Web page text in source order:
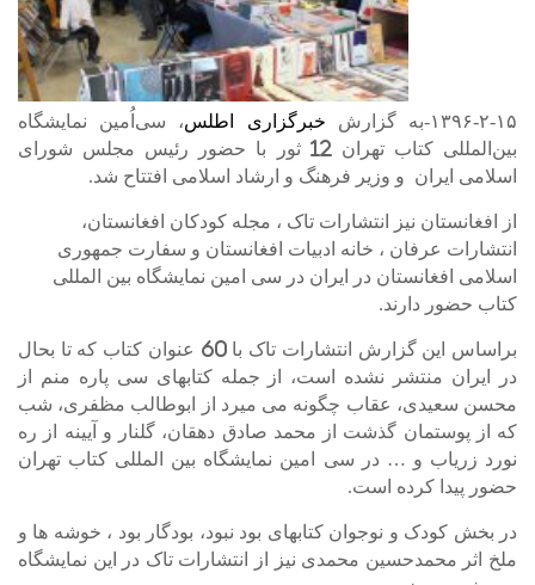
۱۳۹۶-۲-۱۵-به گزارش خبرگزاری اطلس، سی‌اُمین نمایشگاه
بین‌المللی کتاب تهران 12 ثور با حضور رئیس مجلس شورای
اسلامی ایران و وزیر فرهنگ و ارشاد اسلامی افتتاح شد.
از افغانستان نیز انتشارات تاک ، مجله کودکان افغانستان،
انتشارات عرفان ، خانه ادبیات افغانستان و سفارت جمهوری
اسلامی افغانستان در ایران در سی امین نمایشگاه بین المللی
کتاب حضور دارند.
براساس این گزارش انتشارات تاک با 60 عنوان کتاب که تا بحال
در ایران منتشر نشده است، از جمله کتابهای سی پاره منم از
محسن سعیدی، عقاب چگونه می میرد از ابوطالب مظفری، شب
که از پوستمان گذشت از محمد صادق دهقان، گلنار و آیینه از ره
نورد زریاب و … در سی امین نمایشگاه بین المللی کتاب تهران
حضور پیدا کرده است.
در بخش کودک و نوجوان کتابهای بود نبود، بودگار بود ، خوشه ها و
ملخ اثر محمدحسین محمدی نیز از انتشارات تاک در این نمایشگاه